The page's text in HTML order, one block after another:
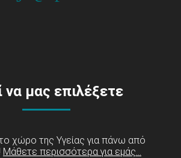
να μας επιλέξετε
χώρο της Υγείας για πάνω από
Μάθετε περισσότερα για εμάς...